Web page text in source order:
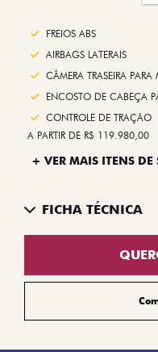
FREIOS ABS
AIRBAGS LATERAIS
CÂMERA TRASEIRA PARA
ENCOSTO DE CABEÇA
CONTROLE DE TRAÇÃO
A PARTIR DE R$ 119.980,00
+ VER MAIS ITENS DE
FICHA TÉCNICA